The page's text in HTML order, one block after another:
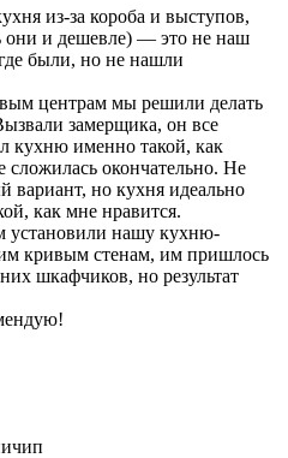
из-за короба и выступов,
они и дешевле) — это не наш
были, но не нашли
центрам мы решили делать
замерщика, он все
кухню именно такой, как
сложилась окончательно. Не
вариант, но кухня идеально
как мне нравится.
установили нашу кухню-
кривым стенам, им пришлось
шкафчиков, но результат